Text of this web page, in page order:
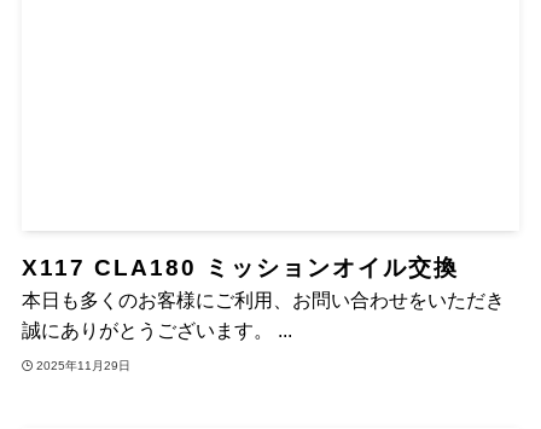
X117 CLA180 ミッションオイル交換
本日も多くのお客様にご利用、お問い合わせをいただき
誠にありがとうございます。 ...
2025年11月29日